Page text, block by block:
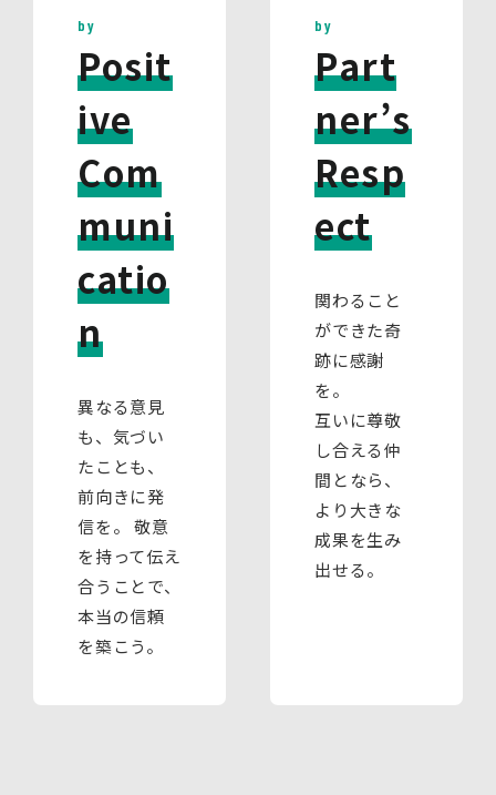
by
Posit
ive
Com
muni
catio
n
異なる意見
も、気づい
たことも、
前向きに発
信を。 敬意
を持って伝え
合うことで、
本当の信頼
を築こう。
by
Part
ner’s
Resp
ect
関わること
ができた奇
跡に感謝
を。
互いに尊敬
し合える仲
間となら、
より大きな
成果を生み
出せる。